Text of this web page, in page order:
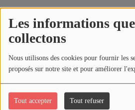
Les informations
collectons
Nous utilisons des cookies pour fournir les
proposés sur notre site et pour améliorer
Tout accepter Tout refuser
Animation gratuite
environ pour les
ans. Inscription
L'animation aura lieu
participants auront
devant la